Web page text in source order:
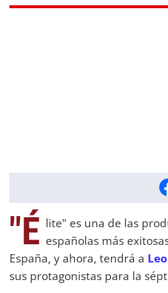
"É lite" es una de las
españolas más
España, y ahora, tendrá a
sus protagonistas para la